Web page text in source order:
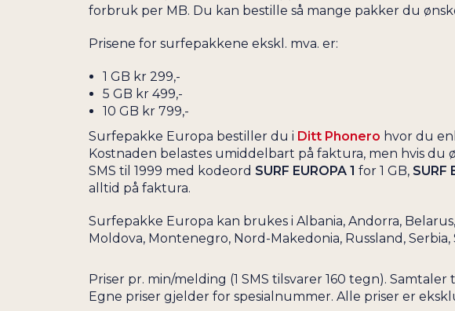
GUAM
HELLAS
HONDURAS
INDIA
IRAK
forbruk per MB. Du kan bestille så mange pakker du
Prisene for surfepakkene ekskl. mva. er:
1 GB kr 299,-
5 GB kr 499,-
10 GB kr 799,-
Surfepakke Europa bestiller du i Ditt Phonero hvor du
Kostnaden belastes umiddelbart på faktura, men hvis du
SMS til 1999 med kodeord SURF EUROPA 1 for 1 GB, SURF
alltid på faktura.
Surfepakke Europa kan brukes i Albania, Andorra,
Moldova, Montenegro, Nord-Makedonia, Russland, Serbia,
Priser pr. min/melding (1 SMS tilsvarer 160 tegn).
Egne priser gjelder for spesialnummer. Alle priser er